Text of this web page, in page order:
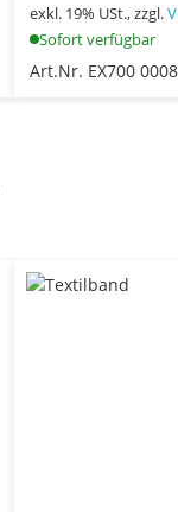
exkl. 19% USt., zzgl.
Sofort verfügbar
Art.Nr. EX700